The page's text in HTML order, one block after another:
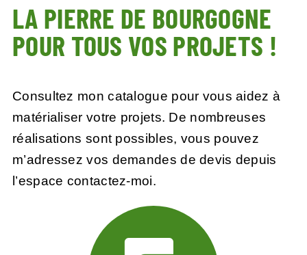
LA PIERRE DE BOURGOGNE
POUR TOUS VOS PROJETS !
Consultez mon catalogue pour vous aidez à
matérialiser votre projets. De nombreuses
réalisations sont possibles, vous pouvez
m’adressez vos demandes de devis depuis
l’espace contactez-moi.